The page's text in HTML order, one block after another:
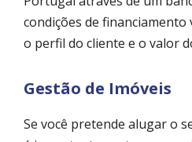
condições de financiamento
o perfil do cliente e o valor
Gestão de Imóveis
Se você pretende alugar o